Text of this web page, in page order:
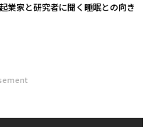
業家と研究者に聞く睡眠との向き